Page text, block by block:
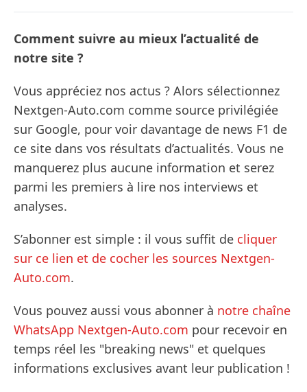
Comment suivre au mieux l’actualité de
notre site ?
Vous appréciez nos actus ? Alors sélectionnez
Nextgen-Auto.com comme source privilégiée
sur Google, pour voir davantage de news F1 de
ce site dans vos résultats d’actualités. Vous ne
manquerez plus aucune information et serez
parmi les premiers à lire nos interviews et
analyses.
S’abonner est simple : il vous suffit de cliquer
sur ce lien et de cocher les sources Nextgen-
Auto.com.
Vous pouvez aussi vous abonner à notre chaîne
WhatsApp Nextgen-Auto.com pour recevoir en
temps réel les "breaking news" et quelques
informations exclusives avant leur publication !